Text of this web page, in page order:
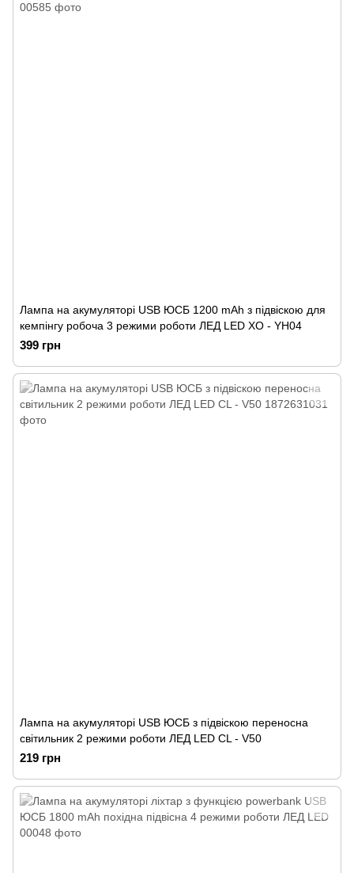
Лампа на акумуляторі USB ЮСБ 1200 mAh з підвіскою для
кемпінгу робоча 3 режими роботи ЛЕД LED XO - YH04
399 грн
Лампа на акумуляторі USB ЮСБ з підвіскою переносна
світильник 2 режими роботи ЛЕД LED CL - V50
219 грн